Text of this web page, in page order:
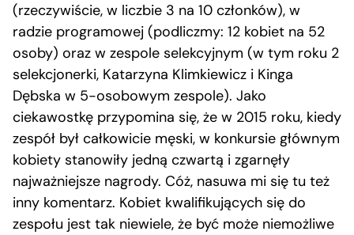
(rzeczywiście, w liczbie 3 na 10 członków), w
radzie programowej (podliczmy: 12 kobiet na 52
osoby) oraz w zespole selekcyjnym (w tym roku 2
selekcjonerki, Katarzyna Klimkiewicz i Kinga
Dębska w 5-osobowym zespole). Jako
ciekawostkę przypomina się, że w 2015 roku, kiedy
zespół był całkowicie męski, w konkursie głównym
kobiety stanowiły jedną czwartą i zgarnęły
najważniejsze nagrody. Cóż, nasuwa mi się tu też
inny komentarz. Kobiet kwalifikujących się do
zespołu jest tak niewiele, że być może niemożliwe